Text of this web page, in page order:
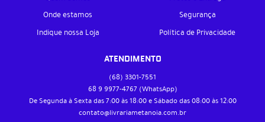
Onde estamos
Indique nossa Loja
Segurança
Política de Privacidade
ATENDIMENTO
(68) 3301-7551
68 9 9977-4767 (WhatsApp)
De Segunda à Sexta das 7:00 às 18:00 e Sábado das 08:00 às 12:00
contato@livrariametanoia.com.br